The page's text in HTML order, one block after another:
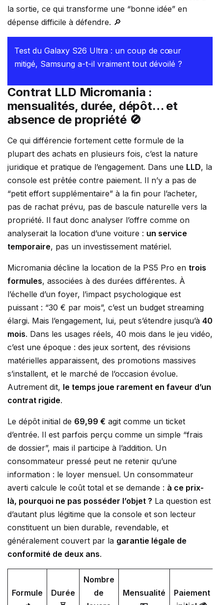
la sortie, ce qui transforme une “bonne idée” en
dépense difficile à défendre. 🔎
Test du Galaxy S26 Ultra : un coup de cœur
mitigé, Samsung a-t-il vraiment tout dévoilé ?
Contrat LLD Micromania :
mensualités, durée, dépôt… et
absence de propriété 🚫
Ce qui différencie fortement cette formule de la
plupart des achats en plusieurs fois, c’est la nature
juridique et pratique de l’engagement. Dans une LLD, la
console est prêtée contre paiement. Il n’y a pas de
“petit effort supplémentaire” à la fin pour l’acheter,
pas de rachat prévu, pas de bascule naturelle vers la
propriété. Il faut donc analyser l’offre comme on
analyserait la location d’une voiture : un service
temporaire, pas un investissement matériel.
Micromania décline la location de la PS5 Pro en trois
formules, associées à des durées différentes. À
l’échelle d’un foyer, l’impact psychologique est
puissant : “30 € par mois”, c’est un budget streaming
élargi. Mais l’engagement, lui, peut s’étendre jusqu’à 40
mois. Dans les usages réels, 40 mois dans le jeu vidéo,
c’est une époque : des jeux sortent, des révisions
matérielles apparaissent, des promotions massives
s’installent, et le marché de l’occasion évolue.
Autrement dit, le temps joue rarement en faveur d’un
contrat rigide.
Le dépôt initial de 69,99 € agit comme un ticket
d’entrée. Il est parfois perçu comme un simple “frais
de dossier”, mais il participe à l’addition. Un
consommateur pressé peut ne retenir qu’une
information : le loyer mensuel. Un consommateur
averti calcule le coût total et se demande : à ce prix-
là, pourquoi ne pas posséder l’objet ? La question est
d’autant plus légitime que la console et son lecteur
constituent un bien durable, revendable, et
généralement couvert par la garantie légale de
conformité de deux ans.
Formule
Durée
Nombre
de
Mensualité
Paiement